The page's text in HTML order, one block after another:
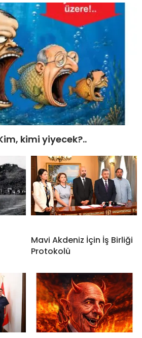
kimi yiyecek?..
Mavi Akdeniz İçin İş Birliği
Protokolü